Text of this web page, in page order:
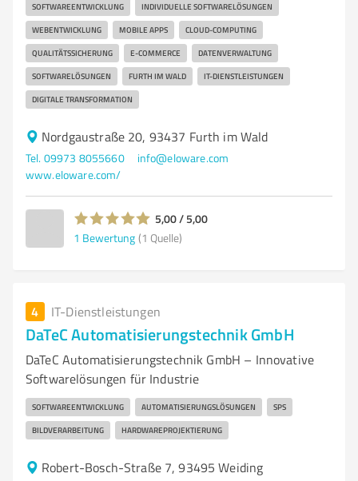
SOFTWAREENTWICKLUNG INDIVIDUELLE SOFTWARELÖSUNGEN
WEBENTWICKLUNG MOBILE APPS CLOUD-COMPUTING
QUALITÄTSSICHERUNG E-COMMERCE DATENVERWALTUNG
SOFTWARELÖSUNGEN FURTH IM WALD IT-DIENSTLEISTUNGEN
DIGITALE TRANSFORMATION
Nordgaustraße 20, 93437 Furth im Wald
Tel. 09973 8055660
info@eloware.com
www.eloware.com/
5,00 / 5,00
1 Bewertung (1 Quelle)
4 IT-Dienstleistungen
DaTeC Automatisierungstechnik GmbH
DaTeC Automatisierungstechnik GmbH – Innovative
Softwarelösungen für Industrie
SOFTWAREENTWICKLUNG AUTOMATISIERUNGSLÖSUNGEN SPS
BILDVERARBEITUNG HARDWAREPROJEKTIERUNG
Robert-Bosch-Straße 7, 93495 Weiding